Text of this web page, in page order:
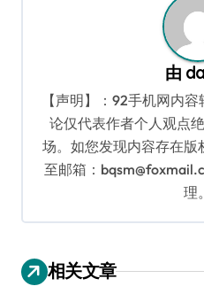
由
【声明】：92手机网内
论仅代表作者个人观点
场。如您发现内容存在
至邮箱：
理。
相关文章